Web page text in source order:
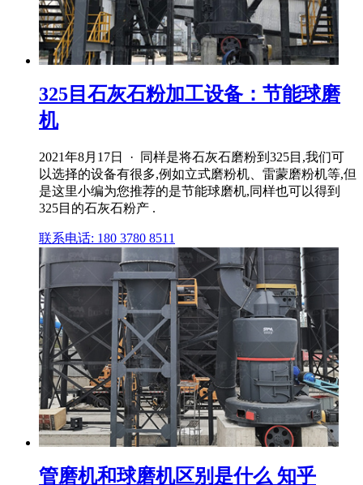
325目石灰石粉加工设备：节能球磨
机
2021年8月17日 · 同样是将石灰石磨粉到325目,我们可
以选择的设备有很多,例如立式磨粉机、雷蒙磨粉机等,但
是这里小编为您推荐的是节能球磨机,同样也可以得到
325目的石灰石粉产 .
联系电话: 180 3780 8511
管磨机和球磨机区别是什么 知乎